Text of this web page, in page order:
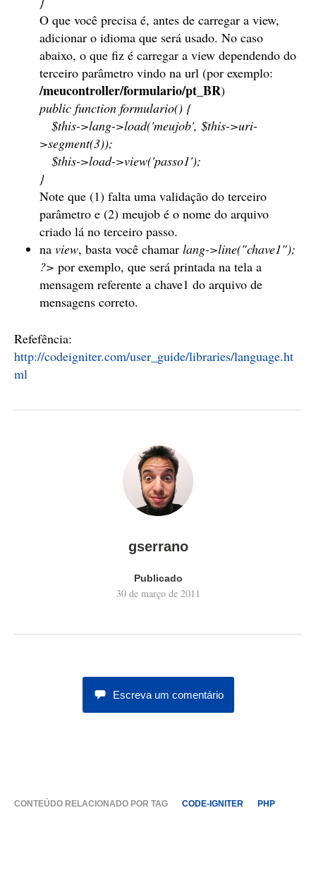
O que você precisa é, antes de carregar a view,
adicionar o idioma que será usado. No caso
abaixo, o que fiz é carregar a view dependendo do
terceiro parâmetro vindo na url (por exemplo:
/meucontroller/formulario/pt_BR)
public function formulario() {
$this->lang->load('meujob', $this->uri-
>segment(3));
$this->load->view('passo1');
}
Note que (1) falta uma validação do terceiro
parâmetro e (2) meujob é o nome do arquivo
criado lá no terceiro passo.
na view, basta você chamar lang->line("chave1");
?> por exemplo, que será printada na tela a
mensagem referente a chave1 do arquivo de
mensagens correto.
Refefência:
http://codeigniter.com/user_guide/libraries/language.ht
ml
gserrano
Publicado
30 de março de 2011
Escreva um comentário
CONTEÚDO RELACIONADO POR TAG CODE-IGNITER PHP